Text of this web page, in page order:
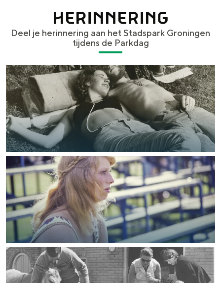
HERINNERING
Deel je herinnering aan het Stadspark Groningen
tijdens de Parkdag
Foto: Groninger Archieven
Foto: Groninger Archieven